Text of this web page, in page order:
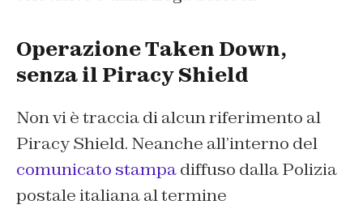
Operazione Taken Down,
senza il Piracy Shield
Non vi è traccia di alcun riferimento al
Piracy Shield. Neanche all’interno del
comunicato stampadiffuso dalla Polizia
postale italiana al termine